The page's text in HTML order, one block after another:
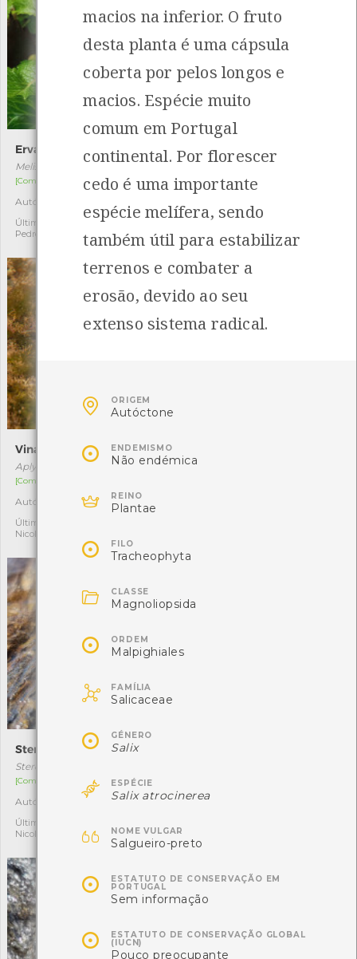
Erva-cidreira
Melissa officinalis
[Comum]
Autóctone
Última observação por: João
Pedro Fernandes
Carvalho-galego
[Comum]
Última observação por: Maria
Leonor Silva
Vinagreira
Aplysia depilans
[Comum]
Autóctone
Última observação por:
Nicole Viana
Patella vulgata
Steromphala umbilicalis
Steromphala umbilicalis
[Comum]
Autóctone
Última observação por:
Nicole Viana
2 Autóctone
macios na inferior. O fruto
desta planta é uma cápsula
coberta por pelos longos e
macios. Espécie muito
comum em Portugal
continental. Por florescer
cedo é uma importante
espécie melífera, sendo
também útil para estabilizar
terrenos e combater a
erosão, devido ao seu
extenso sistema radical.
 ORIGEM
Autóctone
 ENDEMISMO
Não endémica
 REINO
Plantae
 FILO
Tracheophyta
 CLASSE
Magnoliopsida
 ORDEM
Malpighiales
 FAMÍLIA
Salicaceae
 GÉNERO
Salix
 ESPÉCIE
Salix atrocinerea
 NOME VULGAR
Salgueiro-preto
 ESTATUTO DE CONSERVAÇÃO EM
PORTUGAL
Sem informação
 ESTATUTO DE CONSERVAÇÃO GLOBAL
(IUCN)
Pouco preocupante